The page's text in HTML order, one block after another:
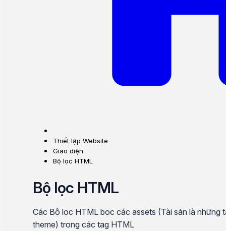
Thiết lập Website
Giao diện
Bộ lọc HTML
Bộ lọc HTML
Các Bộ lọc HTML bọc các assets (Tài sản là những
theme) trong các tag HTML